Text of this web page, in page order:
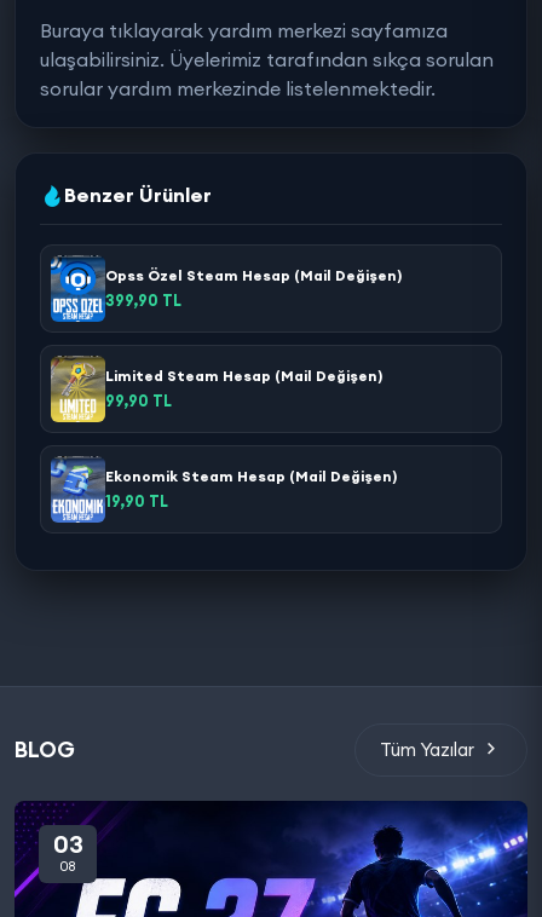
Buraya tıklayarak yardım merkezi sayfamıza
ulaşabilirsiniz. Üyelerimiz tarafından sıkça sorulan
sorular yardım merkezinde listelenmektedir.
Benzer Ürünler
Opss Özel Steam Hesap (Mail Değişen)
399,90 TL
Limited Steam Hesap (Mail Değişen)
99,90 TL
Ekonomik Steam Hesap (Mail Değişen)
19,90 TL
BLOG Tüm Yazılar
03
08